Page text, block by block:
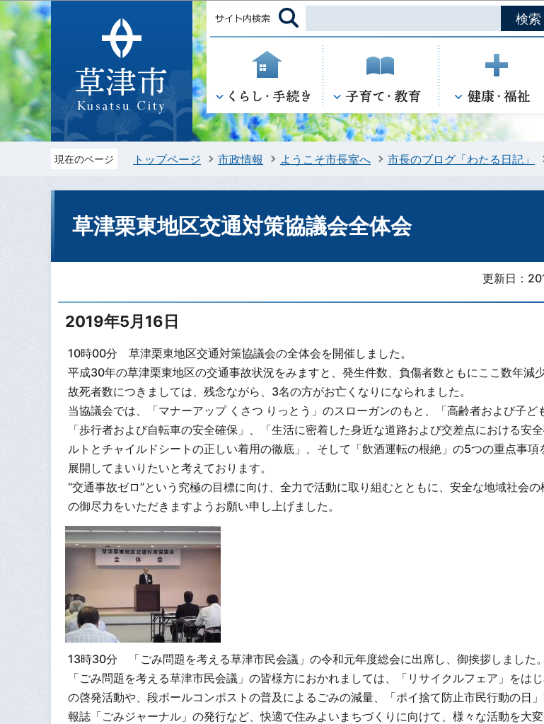
このページの本文へ移動
現在のページ トップページ 市政情報 ようこそ市長室へ 市長のブログ「わたる日記」
草津栗東地区交通対策協議会全体会
更新日：
2019年5月16日
10時00分 草津栗東地区交通対策協議会の全体会を開催しました。
平成30年の草津栗東地区の交通事故状況をみますと、発生件数、負傷者数ともにここ数年減
故死者数につきましては、残念ながら、3名の方がお亡くなりになられました。
当協議会では、「マナーアップ くさつ りっとう」のスローガンのもと、「高齢者および子ど
「歩行者および自転車の安全確保」、「生活に密着した身近な道路および交差点における安
ルトとチャイルドシートの正しい着用の徹底」、そして「飲酒運転の根絶」の5つの重点事項
展開してまいりたいと考えております。
“交通事故ゼロ”という究極の目標に向け、全力で活動に取り組むとともに、安全な地域社会
の御尽力をいただきますようお願い申し上げました。
13時30分 「ごみ問題を考える草津市民会議」の令和元年度総会に出席し、御挨拶しました。
「ごみ問題を考える草津市民会議」の皆様方におかれましては、「リサイクルフェア」をは
の啓発活動や、段ボールコンポストの普及によるごみの減量、「ポイ捨て防止市民行動の日
報誌「ごみジャーナル」の発行など、快適で住みよいまちづくりに向けて、様々な活動を大